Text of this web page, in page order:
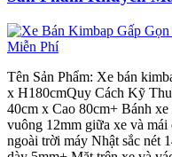
Tên Sản Phẩm: Xe bán
x H180cmQuy Cách Kỹ
40cm x Cao 80cm+ Bánh
vuông 12mm giữa xe và
ngoài trời máy Nhật sắc nét